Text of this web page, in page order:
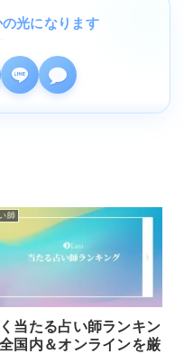
光になります
師
当たる占い師ランキン
国内＆オンラインを厳